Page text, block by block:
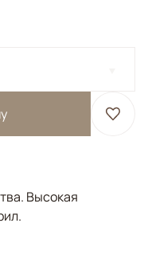
Высокая